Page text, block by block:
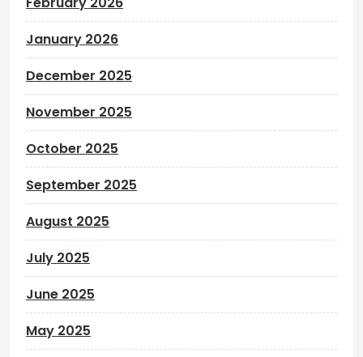
January 2026
December 2025
November 2025
October 2025
September 2025
August 2025
July 2025
June 2025
May 2025